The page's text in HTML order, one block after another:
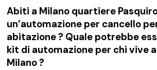
Abiti a Milano quartiere
un’automazione per cancello
abitazione ? Quale potrebbe
kit di automazione per chi vive
Milano?